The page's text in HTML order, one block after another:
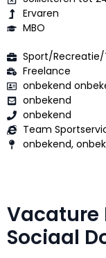
Ervaren
MBO
Sport/
Freelance
onbekend
onbekend
onbekend
Team
onbekend,
Vacature
Sociaal